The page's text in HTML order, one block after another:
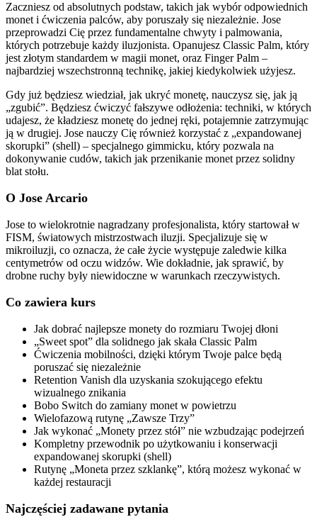
Zaczniesz od absolutnych podstaw, takich jak wybór odpowiednich
monet i ćwiczenia palców, aby poruszały się niezależnie. Jose
przeprowadzi Cię przez fundamentalne chwyty i palmowania,
których potrzebuje każdy iluzjonista. Opanujesz Classic Palm, który
jest złotym standardem w magii monet, oraz Finger Palm –
najbardziej wszechstronną technikę, jakiej kiedykolwiek użyjesz.
Gdy już będziesz wiedział, jak ukryć monetę, nauczysz się, jak ją
„zgubić”. Będziesz ćwiczyć fałszywe odłożenia: techniki, w których
udajesz, że kładziesz monetę do jednej ręki, potajemnie zatrzymując
ją w drugiej. Jose nauczy Cię również korzystać z „expandowanej
skorupki” (shell) – specjalnego gimmicku, który pozwala na
dokonywanie cudów, takich jak przenikanie monet przez solidny
blat stołu.
O Jose Arcario
Jose to wielokrotnie nagradzany profesjonalista, który startował w
FISM, światowych mistrzostwach iluzji. Specjalizuje się w
mikroiluzji, co oznacza, że całe życie występuje zaledwie kilka
centymetrów od oczu widzów. Wie dokładnie, jak sprawić, by
drobne ruchy były niewidoczne w warunkach rzeczywistych.
Co zawiera kurs
Jak dobrać najlepsze monety do rozmiaru Twojej dłoni
„Sweet spot” dla solidnego jak skała Classic Palm
Ćwiczenia mobilności, dzięki którym Twoje palce będą
poruszać się niezależnie
Retention Vanish dla uzyskania szokującego efektu
wizualnego znikania
Bobo Switch do zamiany monet w powietrzu
Wielofazową rutynę „Zawsze Trzy”
Jak wykonać „Monety przez stół” nie wzbudzając podejrzeń
Kompletny przewodnik po użytkowaniu i konserwacji
expandowanej skorupki (shell)
Rutynę „Moneta przez szklankę”, którą możesz wykonać w
każdej restauracji
Najczęściej zadawane pytania